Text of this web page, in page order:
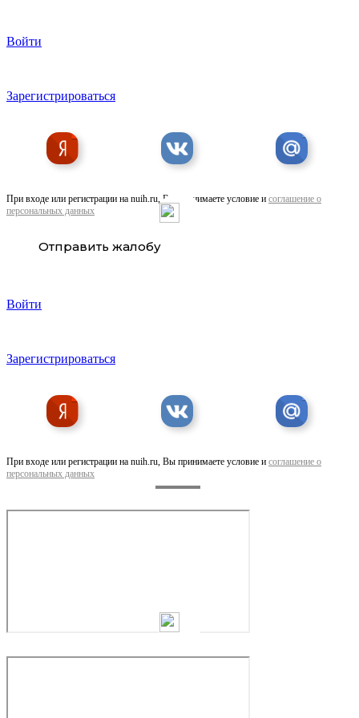
Предлагаем Принт на тканях
Войти
Зарегистрироваться
При входе или регистрации на nuih.ru, Вы принимаете условие и соглашение о
персональных данных
Отправить жалобу
Войти
Зарегистрироваться
При входе или регистрации на nuih.ru, Вы принимаете условие и соглашение о
персональных данных